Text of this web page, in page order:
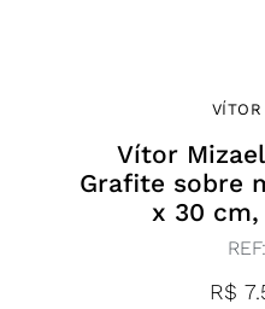
Vítor
Grafite sobre
x 30 cm,
REF:
R$